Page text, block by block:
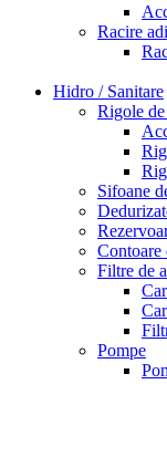
Racire
Hidro / Sanitare
Rigole
Sifoane
Contoare
Filtre de
Pompe